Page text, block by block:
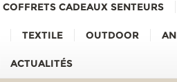
COFFRETS CADEAUX SENTEURS
TEXTILE OUTDOOR
ACTUALITÉS